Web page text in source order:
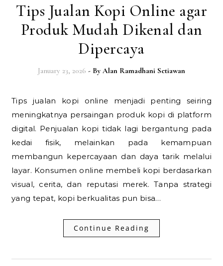
Tips Jualan Kopi Online agar
Produk Mudah Dikenal dan
Dipercaya
January 23, 2026 - By Alan Ramadhani Setiawan
Tips jualan kopi online menjadi penting seiring
meningkatnya persaingan produk kopi di platform
digital. Penjualan kopi tidak lagi bergantung pada
kedai fisik, melainkan pada kemampuan
membangun kepercayaan dan daya tarik melalui
layar. Konsumen online membeli kopi berdasarkan
visual, cerita, dan reputasi merek. Tanpa strategi
yang tepat, kopi berkualitas pun bisa…
Continue Reading